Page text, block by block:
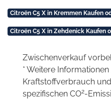
Citroën C5 X in Kremmen Kaufen
Citroën C5 X in Zehdenick Kaufen
Zwischenverkauf
* Weitere
Kraftstoffverbrauch
spezifischen CO2-